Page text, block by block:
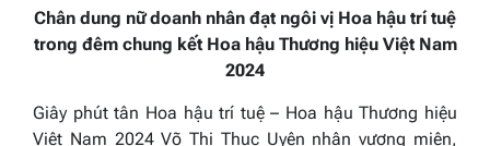
Chân dung nữ doanh nhân đạt ngôi vị Hoa hậu trí tuệ
trong đêm chung kết Hoa hậu Thương hiệu Việt Nam
2024
Giây phút tân Hoa hậu trí tuệ – Hoa hậu Thương hiệu
Việt Nam 2024 Võ Thị Thục Uyên nhận vương miện,